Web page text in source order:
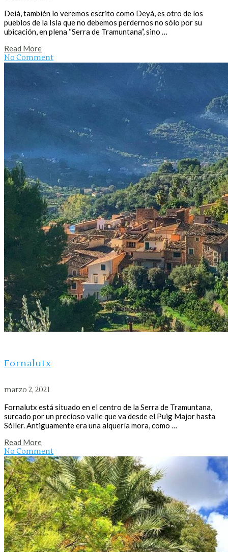
Deià, también lo veremos escrito como Deyà, es otro de los
pueblos de la Isla que no debemos perdernos no sólo por su
ubicación, en plena “Serra de Tramuntana”, sino …
Read More
No Comment
Fornalutx
marzo 2, 2021
Fornalutx está situado en el centro de la Serra de Tramuntana,
surcado por un precioso valle que va desde el Puig Major hasta
Sóller. Antiguamente era una alquería mora, como …
Read More
No Comment